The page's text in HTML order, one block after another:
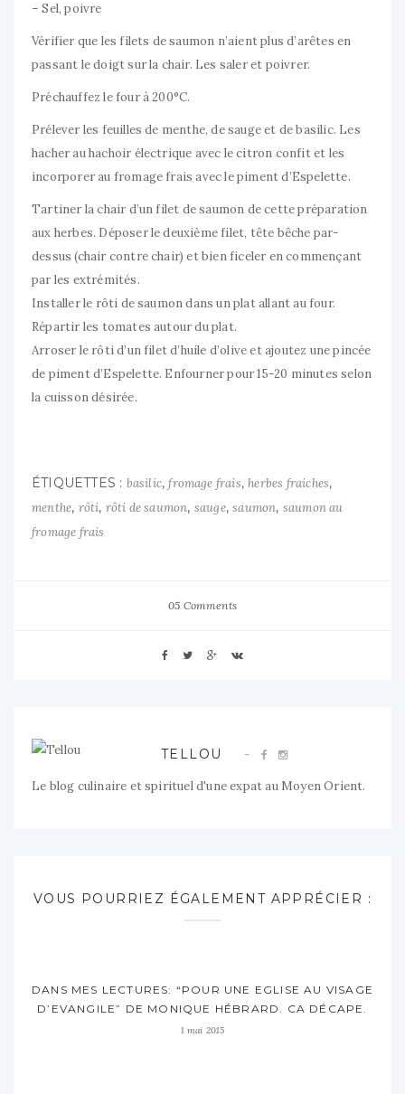
– Sel, poivre
Vérifier que les filets de saumon n’aient plus d’arêtes en
passant le doigt sur la chair. Les saler et poivrer.
Préchauffez le four à 200°C.
Prélever les feuilles de menthe, de sauge et de basilic. Les
hacher au hachoir électrique avec le citron confit et les
incorporer au fromage frais avec le piment d’Espelette.
Tartiner la chair d’un filet de saumon de cette préparation
aux herbes. Déposer le deuxième filet, tête bêche par-
dessus (chair contre chair) et bien ficeler en commençant
par les extrémités.
Installer le rôti de saumon dans un plat allant au four.
Répartir les tomates autour du plat.
Arroser le rôti d’un filet d’huile d’olive et ajoutez une pincée
de piment d’Espelette. Enfourner pour 15-20 minutes selon
la cuisson désirée.
ÉTIQUETTES : basilic,fromage frais,herbes fraiches,
menthe, rôti, rôti de saumon, sauge,saumon, saumon au
fromage frais
05 Comments
TELLOU
Le blog culinaire et spirituel d'une expat au Moyen Orient.
VOUS POURRIEZ ÉGALEMENT APPRÉCIER :
DANS MES LECTURES: “POUR UNE EGLISE AU VISAGE
D’EVANGILE” DE MONIQUE HÉBRARD. CA DÉCAPE.
1 mai 2015